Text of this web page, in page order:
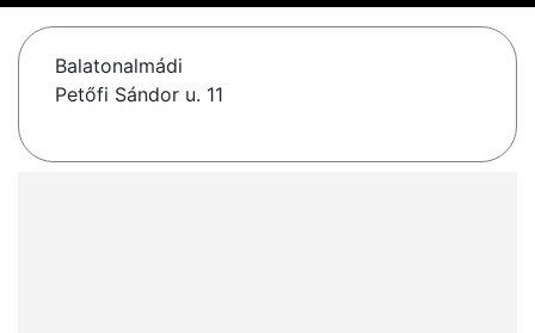
Balatonalmádi
Petőfi Sándor u. 11